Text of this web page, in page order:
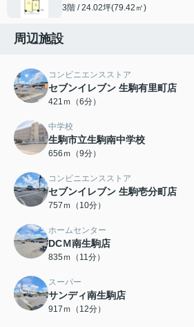
3階 / 24.02坪(79.42㎡)
周辺施設
コンビニエンスストア
セブンイレブン 生駒有里町店
421ｍ（6分）
中学校
生駒市立生駒南中学校
656ｍ（9分）
コンビニエンスストア
セブンイレブン 生駒壱分町店
757ｍ（10分）
ホームセンター
DCＭ南生駒店
835ｍ（11分）
スーパー
サンディ南生駒店
917ｍ（12分）